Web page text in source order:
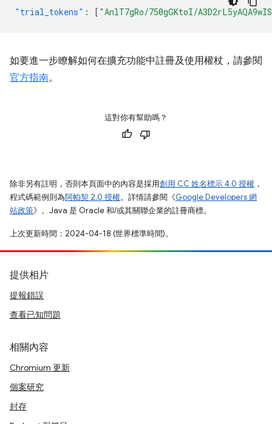
"trial_tokens" : [ "AnlT7gRo/750gGKtoI/
如要進一步瞭解如何在擴充功能中註冊及使用權杖，請參閱
官方指南。
這對你有幫助嗎？
除非另有註明，否則本頁面中的內容是採用創用 CC 姓名標示 4.0 授權 ，
程式碼範例則為阿帕契 2.0 授權。詳情請參閱《Google Developers 網
站政策》。Java 是 Oracle 和/或其關聯企業的註冊商標。
上次更新時間：2024-04-18 (世界標準時間)。
提供相片
提報錯誤
查看已知問題
相關內容
Chromium 更新
個案研究
封存